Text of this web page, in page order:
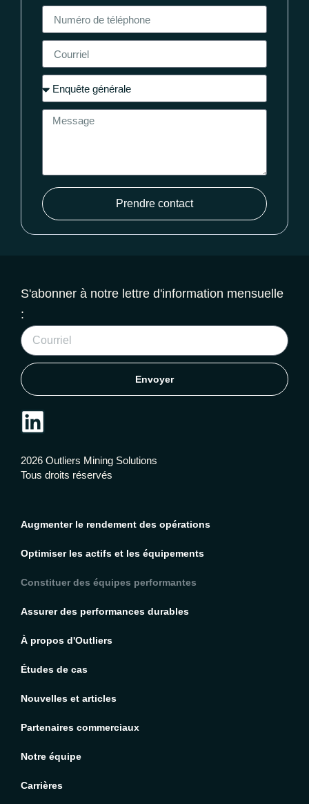
Prendre contact
S'abonner à notre lettre d'information mensuelle
:
Envoyer
2026 Outliers Mining Solutions
Tous droits réservés
Augmenter le rendement des opérations
Optimiser les actifs et les équipements
Constituer des équipes performantes
Assurer des performances durables
À propos d'Outliers
Études de cas
Nouvelles et articles
Partenaires commerciaux
Notre équipe
Carrières